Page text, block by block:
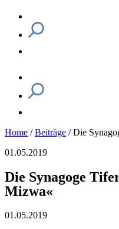
Home /Beiträge /Die
01.05.2019
Die Synagoge
Mizwa«
01.05.2019